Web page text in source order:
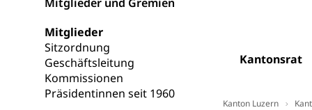
Kantonsrat
Mitglieder
Sitzordnung
Geschäftsleitung
Kommissionen
Präsidentinnen seit 1960
Kanton Luzern
Soziale